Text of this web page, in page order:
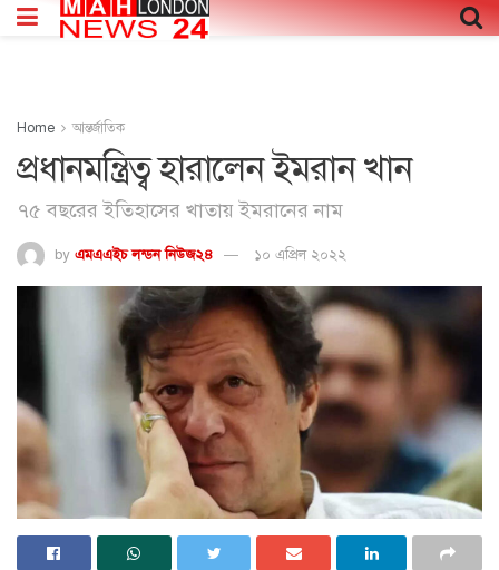
Home আন্তর্জাতিক
প্রধানম‌ন্ত্রিত্ব হারা‌লেন ইমরান খান
৭৫ বছরের ইতিহাসের খাতায় ইমরানের নাম
by এমএএইচ লন্ডন নিউজ২৪ ১০ এপ্রিল ২০২২